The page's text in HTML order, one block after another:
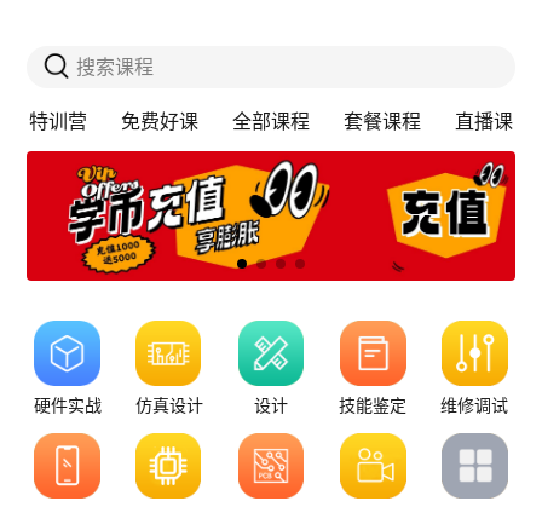
搜索课程
特训营 免费好课 全部课程 套餐课程 直播课
硬件实战 仿真设计 设计 技能鉴定 维修调试